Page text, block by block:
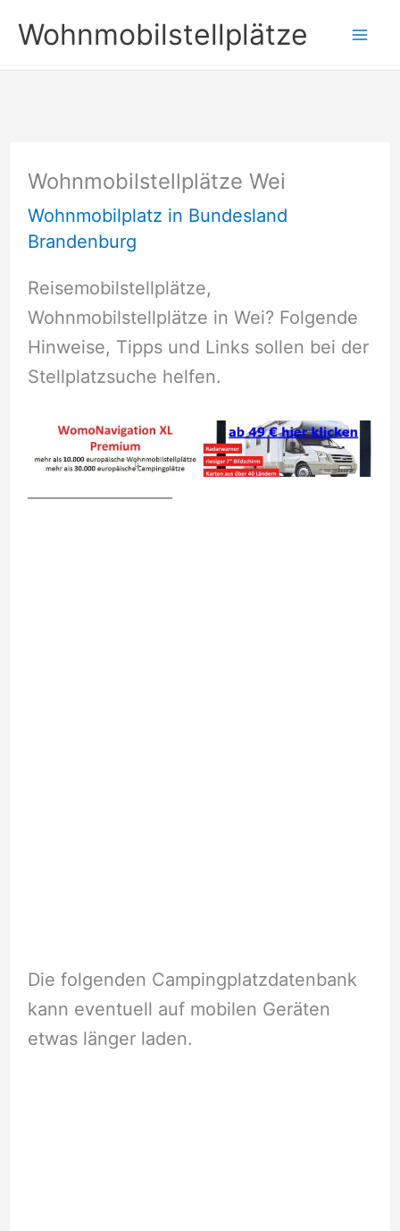
Inhalt
springen
Wohnmobilstellplätze
Wohnmobilstellplätze Wei
Wohnmobilplatz in Bundesland
Brandenburg
Reisemobilstellplätze,
Wohnmobilstellplätze in Wei? Folgende
Hinweise, Tipps und Links sollen bei der
Stellplatzsuche helfen.
Die folgenden Campingplatzdatenbank
kann eventuell auf mobilen Geräten
etwas länger laden.